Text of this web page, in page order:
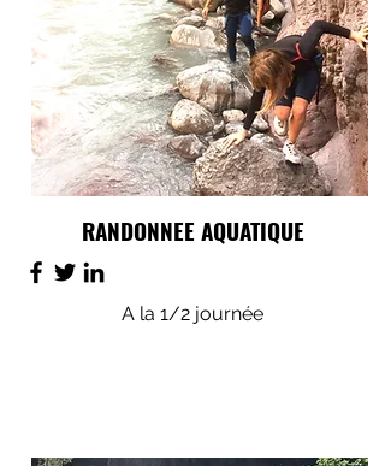
RANDONNEE AQUATIQUE
A la 1/2 journée